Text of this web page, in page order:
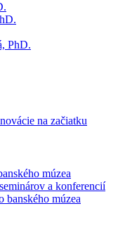
PhD.
na začiatku
múzea
a konferencií
banského múzea